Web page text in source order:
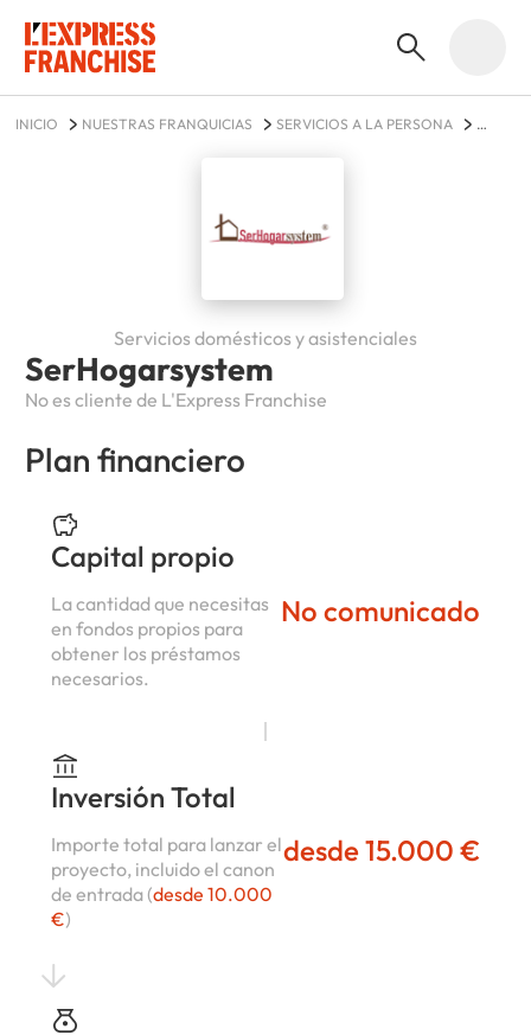
INICIO NUESTRAS FRANQUICIAS
SERVICIOS A LA PERSONA
SerHogarsystem
No es cliente de L'Express Franchise
Servicios domésticos y asistenciales
Plan financiero
Capital propio
La cantidad que necesitas
en fondos propios para
obtener los préstamos
necesarios.
No comunicado
Inversión Total
Importe total para lanzar el
proyecto, incluido el canon
de entrada (desde 10.000
€)
desde 15.000 €